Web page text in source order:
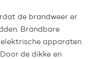
de brandweer er
Brandbare
apparaten
de dikke en